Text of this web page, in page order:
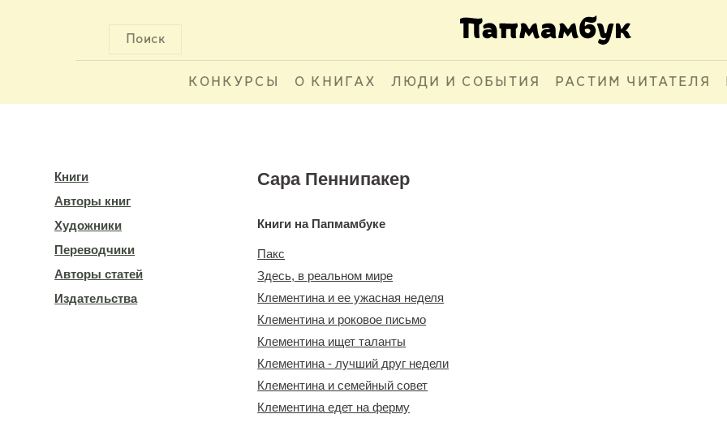
Поиск
КОНКУРСЫ О КНИГАХ ЛЮДИ И СОБЫТИЯ РАСТИМ ЧИТАТЕЛЯ
Книги
Авторы книг
Художники
Переводчики
Авторы статей
Издательства
Сара Пеннипакер
Книги на Папмамбуке
Пакс
Здесь, в реальном мире
Клементина и ее ужасная неделя
Клементина и роковое письмо
Клементина ищет таланты
Клементина - лучший друг недели
Клементина и семейный совет
Клементина едет на ферму